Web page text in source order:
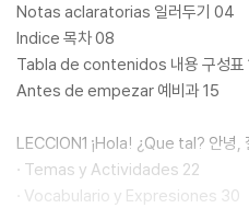
Notas aclaratorias 일러두기 04
Indice 목차 08
Tabla de contenidos 내용 구성표
Antes de empezar 예비과 15
LECCION1 ¡Hola! ¿Que tal? 안녕,
· Temas y Actividades 22
· Vocabulario y Expresiones 30